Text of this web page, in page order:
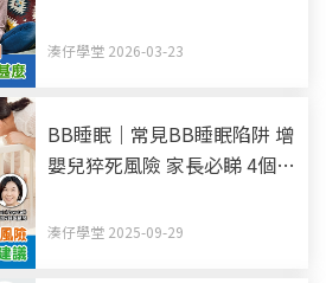
湊仔學堂 2026-03-23
BB睡眠｜常見BB睡眠陷阱 增
嬰兒猝死風險 家長必睇 4個
湊仔學堂 2025-09-29